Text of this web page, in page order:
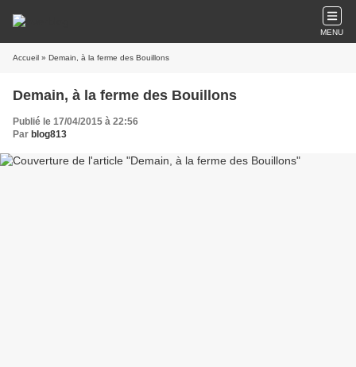
MENU
Accueil » Demain, à la ferme des Bouillons
Demain, à la ferme des Bouillons
Publié le 17/04/2015 à 22:56
Par blog813